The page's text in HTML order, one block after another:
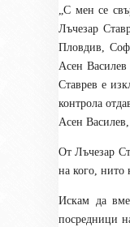
„С мен се
Лъчезар
Пловдив,
Асен Василев
Ставрев е
контрола
Асен
От Лъчезар
на кого, нито
Искам да
посредници